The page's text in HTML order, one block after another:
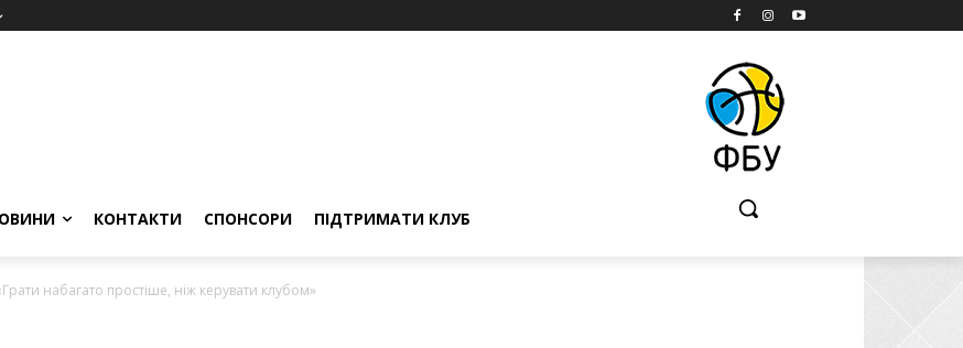
КОНТАКТИ СПОНСОРИ ПІДТРИМАТИ КЛУБ
набагато простіше, ніж керувати клубом»